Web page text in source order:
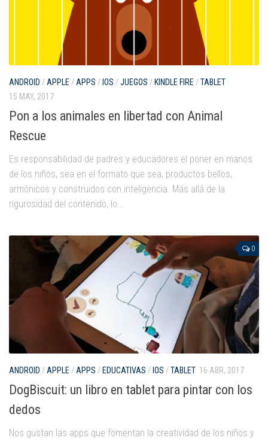
ANDROID / APPLE / APPS / IOS /JUEGOS / KINDLE FIRE /TABLET
15 MAY, 2017
Pon a los animales en libertad con Animal
Rescue
Es responsabilidad de padres y educadores el poner en manos
de los niños, sea en el formato que sea, productos bellos,
armónicos y construidos con inteligencia. Más allá de la
rigurosidad del contenido, lo...
0
ANDROID / APPLE / APPS / EDUCATIVAS / IOS /TABLET 16 ABR, 2017
DogBiscuit: un libro en tablet para pintar con los
dedos
Nos gustan las apps que fomentan la creatividad de los niños y